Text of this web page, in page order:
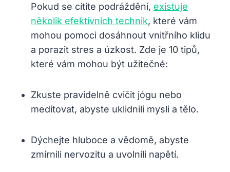
Pokud se cítíte podráždění, existuje
několik efektivních technik, které vám
mohou pomoci dosáhnout vnitřního klidu
a porazit stres a úzkost. Zde je 10 tipů,
které vám mohou být užitečné:
Zkuste pravidelně cvičit jógu nebo
meditovat, abyste uklidnili mysli a tělo.
Dýchejte hluboce a vědomě, abyste
zmírnili nervozitu a uvolnili napětí.